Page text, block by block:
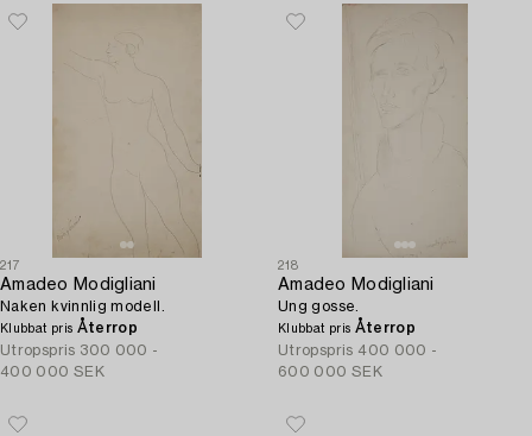
217
Amadeo Modigliani
Naken kvinnlig modell.
Klubbat pris Återrop
Utropspris 300 000 -
400 000 SEK
218
Amadeo Modigliani
Ung gosse.
Klubbat pris Återrop
Utropspris 400 000 -
600 000 SEK